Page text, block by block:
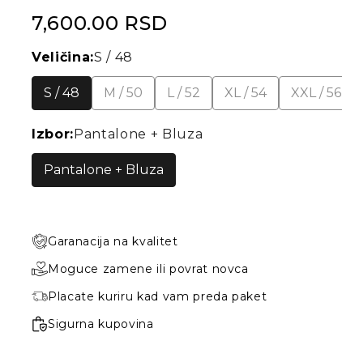
7,600.00 RSD
Veličina:S / 48
S / 48 M / 50 L / 52 XL / 54 XXL / 56
Izbor:Pantalone + Bluza
Pantalone + Bluza
Garanacija na kvalitet
Moguce zamene ili povrat novca
Placate kuriru kad vam preda paket
Sigurna kupovina